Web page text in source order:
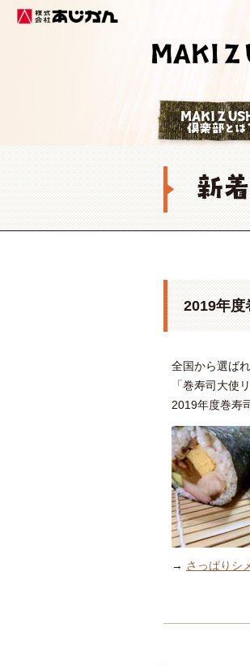
株式会社あじ
2019年度
全国から選ば
「巻寿司大使
2019年度巻寿
→ さっぱりシ